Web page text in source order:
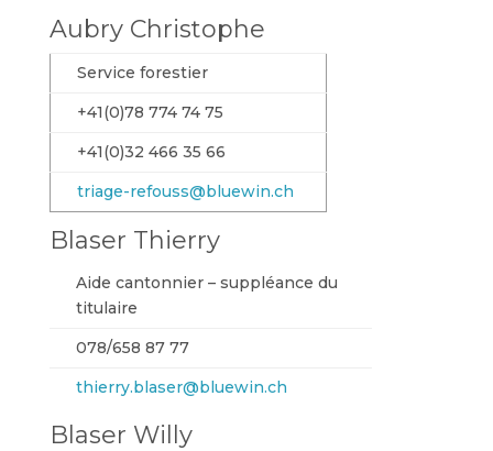
Aubry Christophe
Service forestier
+41(0)78 774 74 75
+41(0)32 466 35 66
triage-refouss@bluewin.ch
Blaser Thierry
Aide cantonnier – suppléance du
titulaire
078/658 87 77
thierry.blaser@bluewin.ch
Blaser Willy